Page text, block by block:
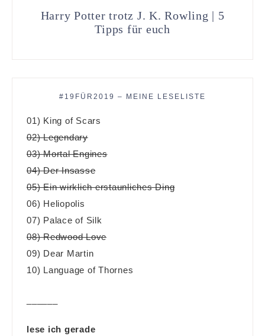
Harry Potter trotz J. K. Rowling | 5
Tipps für euch
#19FÜR2019 – MEINE LESELISTE
01) King of Scars
02) Legendary
03) Mortal Engines
04) Der Insasse
05) Ein wirklich erstaunliches Ding
06) Heliopolis
07) Palace of Silk
08) Redwood Love
09) Dear Martin
10) Language of Thornes
lese ich gerade